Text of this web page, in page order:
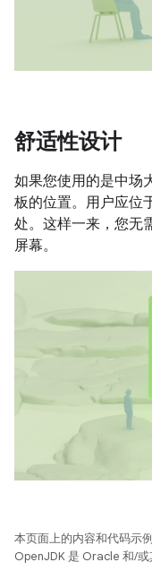
舒适性设计
如果您使用的是中场
板的位置。用户应位
处。这样一来，您无
屏幕。
本页面上的内容和代码示
OpenJDK 是 Oracle 和/或